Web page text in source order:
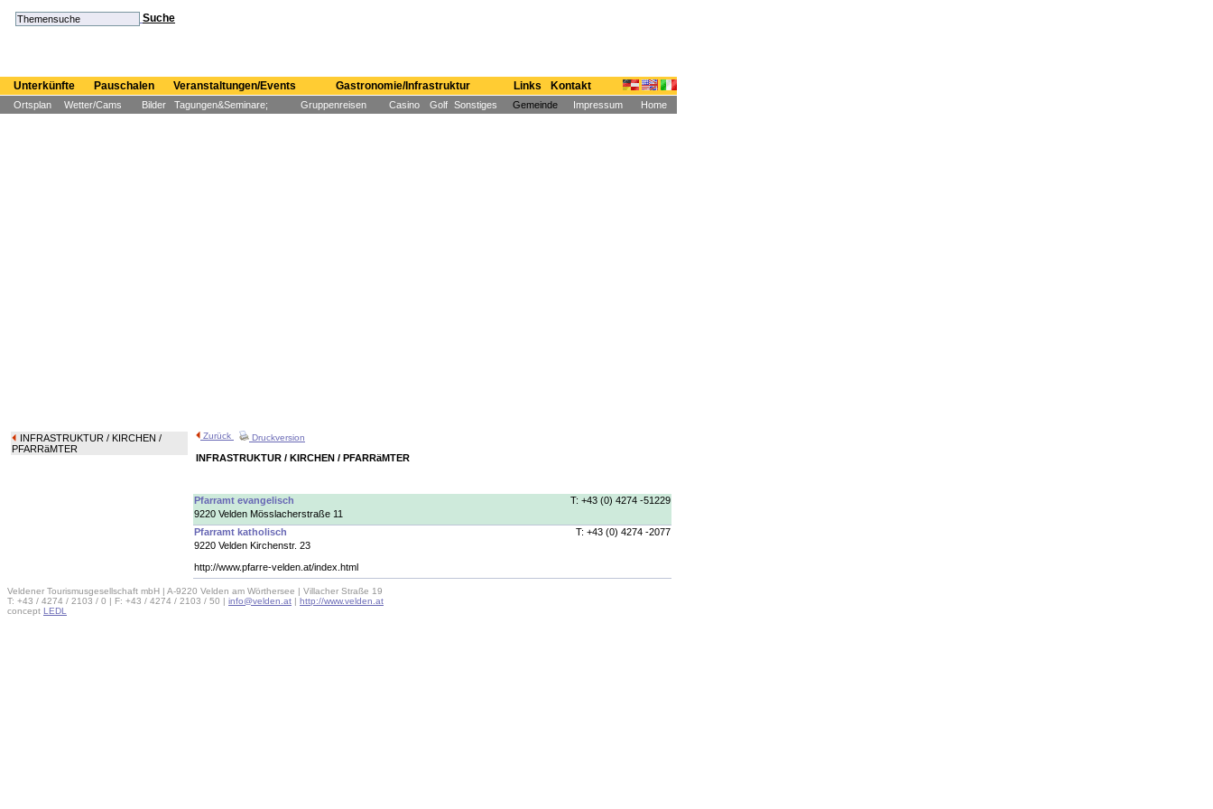
Unterkünfte Pauschalen Veranstaltungen/Events Gastronomie/Infrastruktur Links Kontakt
Ortsplan Wetter/Cams Bilder Tagungen&Seminare; Gruppenreisen Casino Golf Sonstiges Gemeinde Impressum Home
Suche
INFRASTRUKTUR / KIRCHEN /
PFARRäMTER
Zurück Druckversion
INFRASTRUKTUR / KIRCHEN / PFARRäMTER
Pfarramt evangelisch
T: +43 (0) 4274 -51229
9220 Velden Mösslacherstraße 11
Pfarramt katholisch
T: +43 (0) 4274 -2077
9220 Velden Kirchenstr. 23
http://www.pfarre-velden.at/index.html
Veldener Tourismusgesellschaft mbH | A-9220 Velden am Wörthersee | Villacher Straße 19
T: +43 / 4274 / 2103 / 0 | F: +43 / 4274 / 2103 / 50 | info@velden.at | http://www.velden.at
concept LEDL